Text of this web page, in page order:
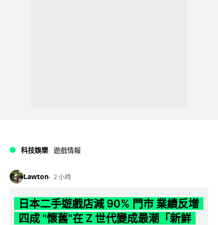
科技娛樂 遊戲情報
Lawton 2 小時
日本二手遊戲店減 90% 門市 業績反增
四成 "懷舊"在 Z 世代變成最潮「新鮮